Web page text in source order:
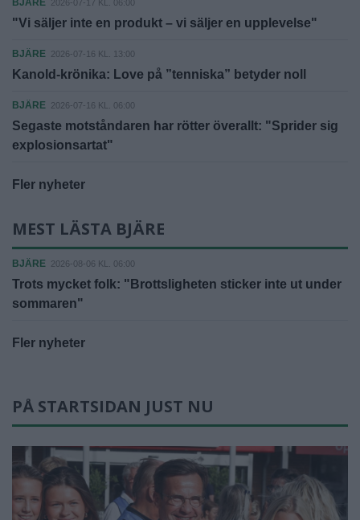
BJÄRE 2026-07-17 KL. 06:00
"Vi säljer inte en produkt – vi säljer en upplevelse"
BJÄRE 2026-07-16 KL. 13:00
Kanold-krönika: Love på ”tenniska” betyder noll
BJÄRE 2026-07-16 KL. 06:00
Segaste motståndaren har rötter överallt: "Sprider sig
explosionsartat"
Fler nyheter
MEST LÄSTA BJÄRE
BJÄRE 2026-08-06 KL. 06:00
Trots mycket folk: "Brottsligheten sticker inte ut under
sommaren"
Fler nyheter
PÅ STARTSIDAN JUST NU